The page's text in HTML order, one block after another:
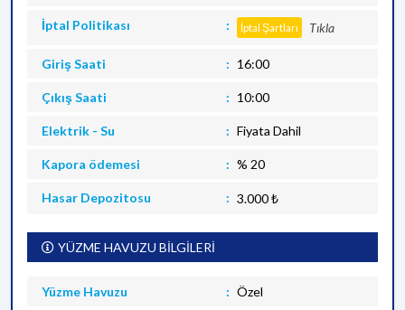
İptal Politikası İptal Şartları Tıkla
Giriş Saati 16:00
Çıkış Saati 10:00
Elektrik - Su Fiyata Dahil
Kapora ödemesi % 20
Hasar Depozitosu 3.000 ₺
YÜZME HAVUZU BİLGİLERİ
Yüzme Havuzu Özel